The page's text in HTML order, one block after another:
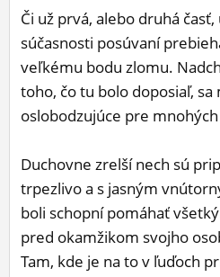
Či už prvá, alebo druhá
súčasnosti posúvaní
veľkému bodu zlomu.
toho, čo tu bolo doposiaľ,
oslobodzujúce pre
Duchovne zrelší nech sú
trpezlivo a s jasným
boli schopní pomáhať
pred okamžikom svojho
Tam, kde je na to v ľuďoch